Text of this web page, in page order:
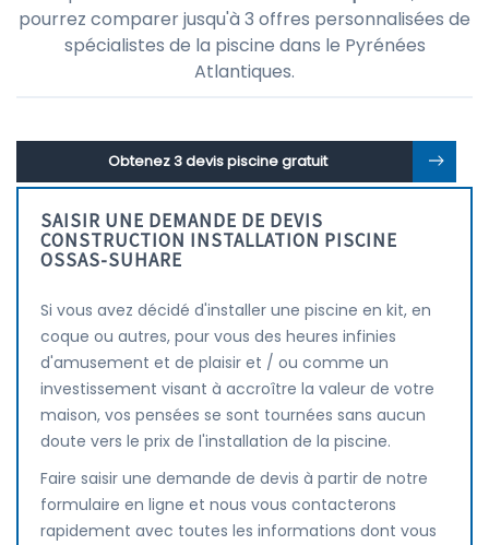
pourrez comparer jusqu'à 3 offres personnalisées de
spécialistes de la piscine dans le Pyrénées
Atlantiques.
Obtenez 3 devis piscine gratuit
SAISIR UNE DEMANDE DE DEVIS
CONSTRUCTION INSTALLATION PISCINE
OSSAS-SUHARE
Si vous avez décidé d'installer une piscine en kit, en
coque ou autres, pour vous des heures infinies
d'amusement et de plaisir et / ou comme un
investissement visant à accroître la valeur de votre
maison, vos pensées se sont tournées sans aucun
doute vers le prix de l'installation de la piscine.
Faire saisir une demande de devis à partir de notre
formulaire en ligne et nous vous contacterons
rapidement avec toutes les informations dont vous